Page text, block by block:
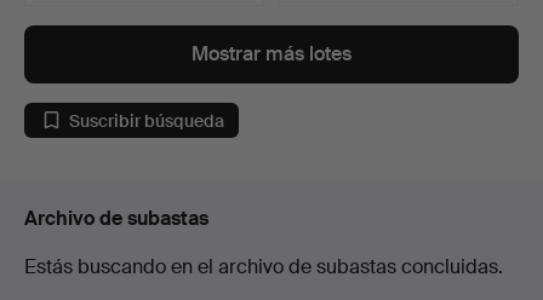
Mostrar más lotes
Suscribir búsqueda
Archivo de subastas
Estás buscando en el archivo de subastas concluidas.